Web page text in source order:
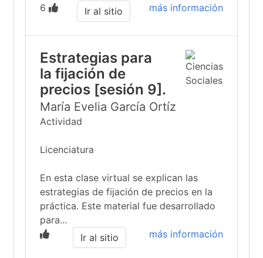
6
más información
Ir al sitio
Estrategias para
la fijación de
precios [sesión 9].
María Evelia García Ortíz
Actividad
Licenciatura
En esta clase virtual se explican las
estrategias de fijación de precios en la
práctica. Este material fue desarrollado
para...
más información
Ir al sitio